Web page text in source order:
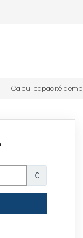
Calcul capacité